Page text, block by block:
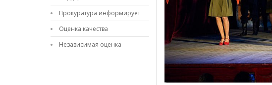
Прокуратура информирует
Оценка качества
Независимая оценка